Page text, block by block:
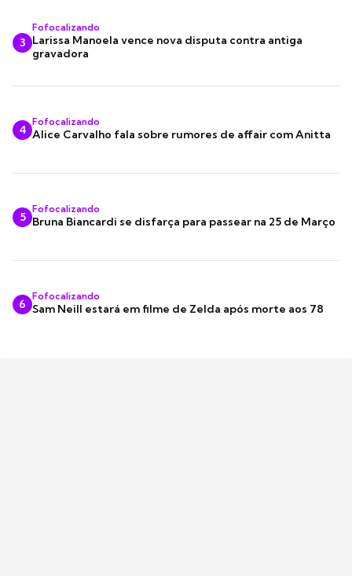
3
Fofocalizando
Larissa Manoela vence nova disputa contra antiga
gravadora
4
Fofocalizando
Alice Carvalho fala sobre rumores de affair com Anitta
5
Fofocalizando
Bruna Biancardi se disfarça para passear na 25 de Março
6
Fofocalizando
Sam Neill estará em filme de Zelda após morte aos 78